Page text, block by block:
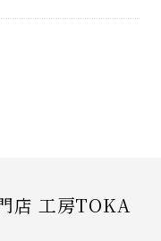
店 工房TOKA